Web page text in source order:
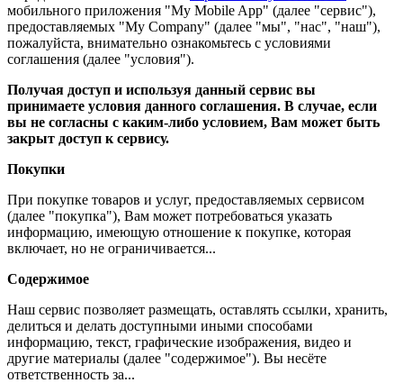
мобильного приложения "My Mobile App" (далее "сервис"),
предоставляемых "My Company" (далее "мы", "нас", "наш"),
пожалуйста, внимательно ознакомьтесь с условиями
соглашения (далее "условия").
Получая доступ и используя данный сервис вы
принимаете условия данного соглашения. В случае, если
вы не согласны с каким-либо условием, Вам может быть
закрыт доступ к сервису.
Покупки
При покупке товаров и услуг, предоставляемых сервисом
(далее "покупка"), Вам может потребоваться указать
информацию, имеющую отношение к покупке, которая
включает, но не ограничивается...
Содержимое
Наш сервис позволяет размещать, оставлять ссылки, хранить,
делиться и делать доступными иными способами
информацию, текст, графические изображения, видео и
другие материалы (далее "содержимое"). Вы несёте
ответственность за...